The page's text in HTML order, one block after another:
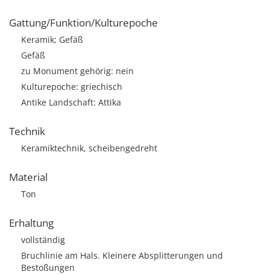
Gattung/Funktion/Kulturepoche
Keramik; Gefäß
Gefäß
zu Monument gehörig: nein
Kulturepoche: griechisch
Antike Landschaft: Attika
Technik
Keramiktechnik, scheibengedreht
Material
Ton
Erhaltung
vollständig
Bruchlinie am Hals. Kleinere Absplitterungen und
Bestoßungen